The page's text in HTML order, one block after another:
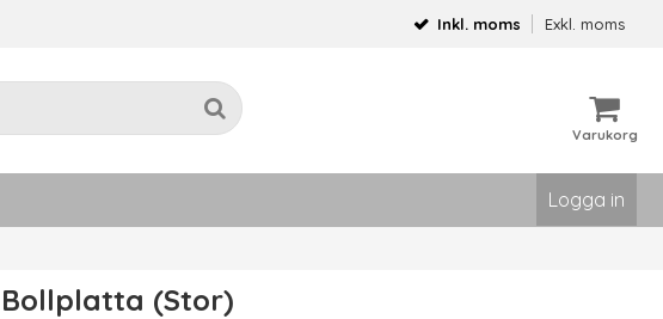
Inkl. moms Exkl. moms
Varukorg
Logga in
Bollplatta (Stor)